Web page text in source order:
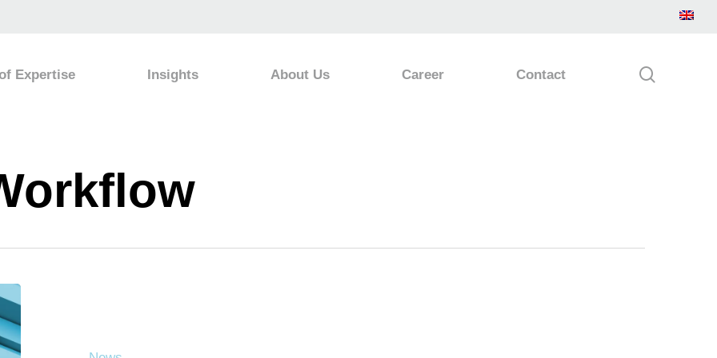
Expertise Insights About Us Career Contact